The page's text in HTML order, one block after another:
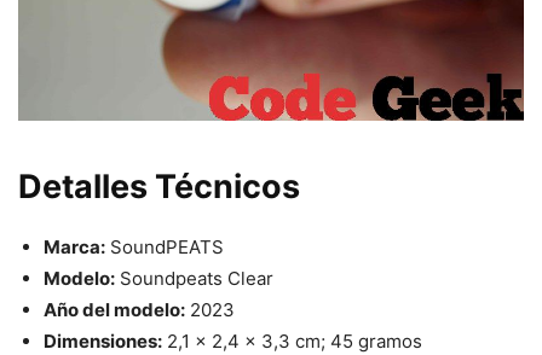
Detalles Técnicos
Marca: SoundPEATS
Modelo: Soundpeats Clear
Año del modelo: 2023
Dimensiones: 2,1 x 2,4 x 3,3 cm; 45 gramos